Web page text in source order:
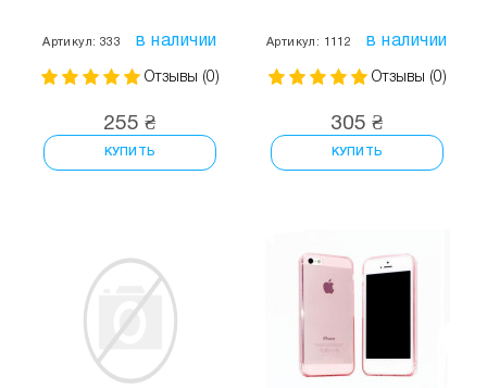
Артикул: 333 в наличии
Отзывы (0)
255 ₴
КУПИТЬ
Артикул: 1112 в наличии
Отзывы (0)
305 ₴
КУПИТЬ